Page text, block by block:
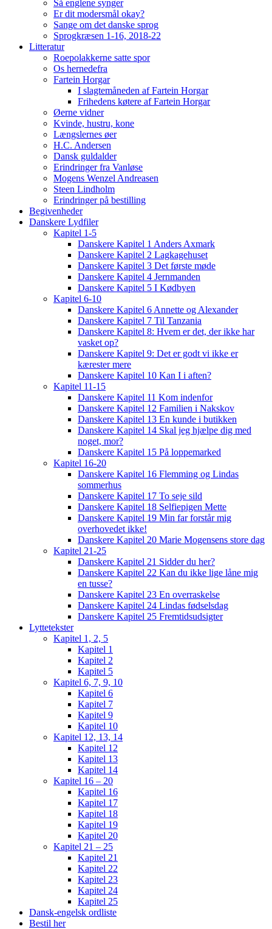
Så englene synger
Er dit modersmål okay?
Sange om det danske sprog
Sprogkræsen 1-16, 2018-22
Litteratur
Roepolakkerne satte spor
Os hernedefra
Fartein Horgar
I slagtemåneden af Fartein Horgar
Frihedens køtere af Fartein Horgar
Øerne vidner
Kvinde, hustru, kone
Længslernes øer
H.C. Andersen
Dansk guldalder
Erindringer fra Vanløse
Mogens Wenzel Andreasen
Steen Lindholm
Erindringer på bestilling
Begivenheder
Danskere Lydfiler
Kapitel 1-5
Danskere Kapitel 1 Anders Axmark
Danskere Kapitel 2 Lagkagehuset
Danskere Kapitel 3 Det første møde
Danskere Kapitel 4 Jernmanden
Danskere Kapitel 5 I Kødbyen
Kapitel 6-10
Danskere Kapitel 6 Annette og Alexander
Danskere Kapitel 7 Til Tanzania
Danskere Kapitel 8: Hvem er det, der ikke har
vasket op?
Danskere Kapitel 9: Det er godt vi ikke er
kærester mere
Danskere Kapitel 10 Kan I i aften?
Kapitel 11-15
Danskere Kapitel 11 Kom indenfor
Danskere Kapitel 12 Familien i Nakskov
Danskere Kapitel 13 En kunde i butikken
Danskere Kapitel 14 Skal jeg hjælpe dig med
noget, mor?
Danskere Kapitel 15 På loppemarked
Kapitel 16-20
Danskere Kapitel 16 Flemming og Lindas
sommerhus
Danskere Kapitel 17 To seje sild
Danskere Kapitel 18 Selfiepigen Mette
Danskere Kapitel 19 Min far forstår mig
overhovedet ikke!
Danskere Kapitel 20 Marie Mogensens store dag
Kapitel 21-25
Danskere Kapitel 21 Sidder du her?
Danskere Kapitel 22 Kan du ikke lige låne mig
en tusse?
Danskere Kapitel 23 En overraskelse
Danskere Kapitel 24 Lindas fødselsdag
Danskere Kapitel 25 Fremtidsudsigter
Lyttetekster
Kapitel 1, 2, 5
Kapitel 1
Kapitel 2
Kapitel 5
Kapitel 6, 7, 9, 10
Kapitel 6
Kapitel 7
Kapitel 9
Kapitel 10
Kapitel 12, 13, 14
Kapitel 12
Kapitel 13
Kapitel 14
Kapitel 16 – 20
Kapitel 16
Kapitel 17
Kapitel 18
Kapitel 19
Kapitel 20
Kapitel 21 – 25
Kapitel 21
Kapitel 22
Kapitel 23
Kapitel 24
Kapitel 25
Dansk-engelsk ordliste
Bestil her